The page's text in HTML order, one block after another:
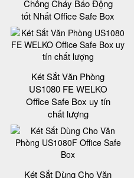
Chống Cháy Báo Động
tốt Nhất Office Safe Box
Két Sắt Văn Phòng
US1080 FE WELKO
Office Safe Box uy tín
chất lượng
Két Sắt Dùng Cho Văn